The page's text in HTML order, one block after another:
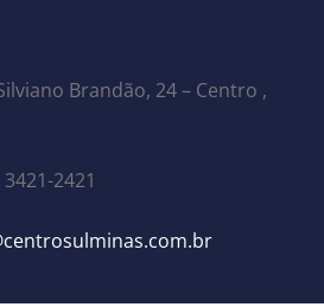
Brandão, 24 – Centro ,
2421